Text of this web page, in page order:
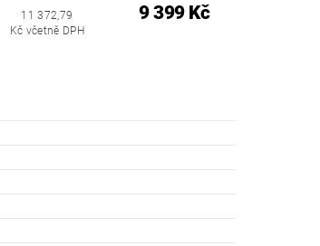
11 372,79
Kč včetně DPH
9 399 Kč